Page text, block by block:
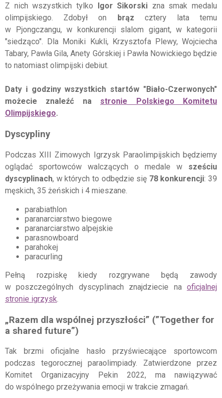
Z nich wszystkich tylko
Igor Sikorski zna smak medalu
olimpijskiego. Zdobył on
brąz cztery lata temu
w Pjongczangu, w konkurencji slalom gigant, w kategorii
"siedząco". Dla Moniki Kukli, Krzysztofa Plewy, Wojciecha
Tabary, Pawła Gila, Anety Górskiej i Pawła Nowickiego będzie
to natomiast olimpijski debiut.
Daty i godziny wszystkich startów "Biało-Czerwonych"
możecie znaleźć na stronie Polskiego Komitetu
Olimpijskiego.
Dyscypliny
Podczas XIII Zimowych Igrzysk Paraolimpijskich będziemy
oglądać sportowców walczących o medale w sześciu
dyscyplinach, w których to odbędzie się 78 konkurencji: 39
męskich, 35 żeńskich i 4 mieszane.
parabiathlon
paranarciarstwo biegowe
paranarciarstwo alpejskie
parasnowboard
parahokej
paracurling
Pełną rozpiskę kiedy rozgrywane będą zawody
w poszczególnych dyscyplinach znajdziecie na oficjalnej
stronie igrzysk.
„Razem dla wspólnej przyszłości” (”Together for
a shared future”)
Tak brzmi oficjalne hasło przyświecające sportowcom
podczas tegorocznej paraolimpiady. Zatwierdzone przez
Komitet Organizacyjny Pekin 2022, ma nawiązywać
do wspólnego przeżywania emocji w trakcie zmagań.